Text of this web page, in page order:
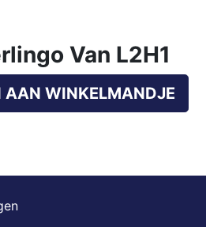
Van L2H1
AAN WINKELMANDJE